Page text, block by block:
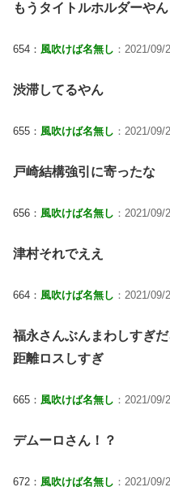
もうタイトルホルダーやん
654： 風吹けば名無し ：2021/
渋滞してるやん
655： 風吹けば名無し ：2021/
戸崎結構強引に寄ったな
656： 風吹けば名無し ：2021/
津村それでええ
664： 風吹けば名無し ：2021/
福永さんぶんまわしすぎだ
距離ロスしすぎ
665： 風吹けば名無し ：2021/
デムーロさん！？
672： 風吹けば名無し ：2021/